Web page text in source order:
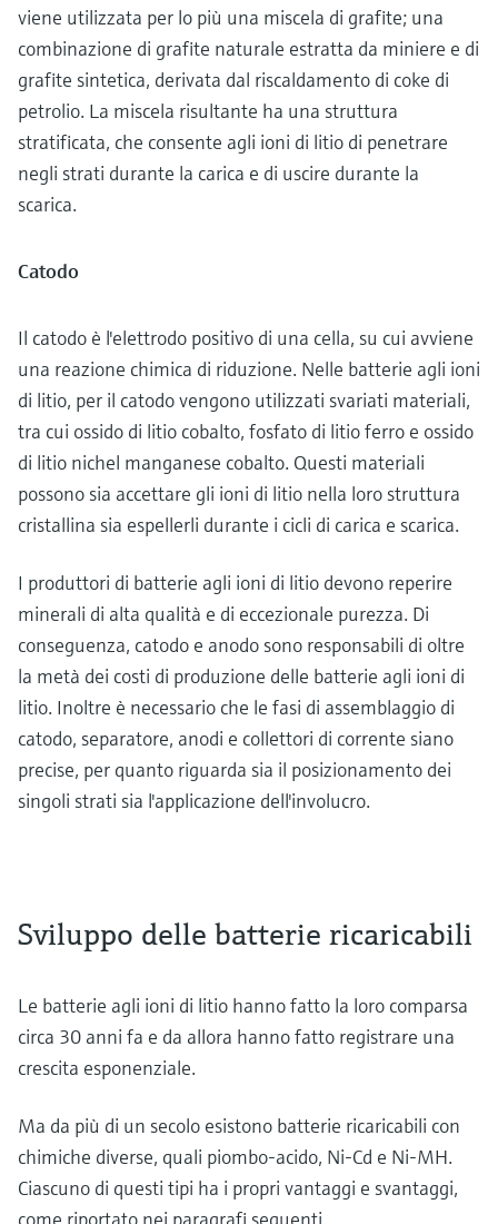
viene utilizzata per lo più una miscela di grafite; una
combinazione di grafite naturale estratta da miniere e di
grafite sintetica, derivata dal riscaldamento di coke di
petrolio. La miscela risultante ha una struttura
stratificata, che consente agli ioni di litio di penetrare
negli strati durante la carica e di uscire durante la
scarica.
Catodo
Il catodo è l'elettrodo positivo di una cella, su cui avviene
una reazione chimica di riduzione. Nelle batterie agli ioni
di litio, per il catodo vengono utilizzati svariati materiali,
tra cui ossido di litio cobalto, fosfato di litio ferro e ossido
di litio nichel manganese cobalto. Questi materiali
possono sia accettare gli ioni di litio nella loro struttura
cristallina sia espellerli durante i cicli di carica e scarica.
I produttori di batterie agli ioni di litio devono reperire
minerali di alta qualità e di eccezionale purezza. Di
conseguenza, catodo e anodo sono responsabili di oltre
la metà dei costi di produzione delle batterie agli ioni di
litio. Inoltre è necessario che le fasi di assemblaggio di
catodo, separatore, anodi e collettori di corrente siano
precise, per quanto riguarda sia il posizionamento dei
singoli strati sia l'applicazione dell'involucro.
Sviluppo delle batterie ricaricabili
Le batterie agli ioni di litio hanno fatto la loro comparsa
circa 30 anni fa e da allora hanno fatto registrare una
crescita esponenziale.
Ma da più di un secolo esistono batterie ricaricabili con
chimiche diverse, quali piombo-acido, Ni-Cd e Ni-MH.
Ciascuno di questi tipi ha i propri vantaggi e svantaggi,
come riportato nei paragrafi seguenti.